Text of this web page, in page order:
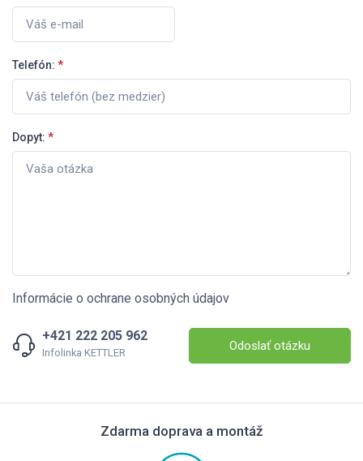
Telefón: *
Dopyt: *
Informácie o ochrane osobných údajov
+421 222 205 962
Infolinka KETTLER Odoslať otázku
Zdarma doprava a montáž